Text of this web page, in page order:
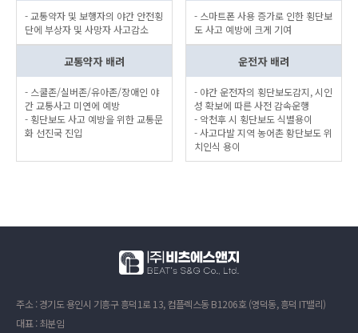
- 교통약자 및 보행자의 야간 안전횡
단에 부상자 및 사망자 사고감소
- 스마트폰 사용 증가로 인한 횡단보
도 사고 예방에 크게 기여
교통약자 배려
- 스쿨존/실버존/유아존/장애인 야
간 교통사고 미연에 예방
- 횡단보도 사고 예방을 위한 교통문
화 선진국 진입
운전자 배려
- 야간 운전자의 횡단보도감지, 시인
성 확보에 따른 사전 감속운행
- 악천후 시 횡단보도 식별용이
- 사고다발 지역 농어촌 황단보도 위
치인식 용이
주소 : 경기도 용인시 기흥구 흥덕1로 13, 컴플렉스동 B1206호 (영덕동, 흥덕 IT밸리)
대표 : 최분임